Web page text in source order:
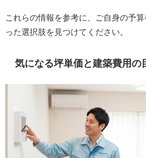
これらの情報を参考に、ご自身の予
った選択肢を見つけてください。
気になる坪単価と建築費用の